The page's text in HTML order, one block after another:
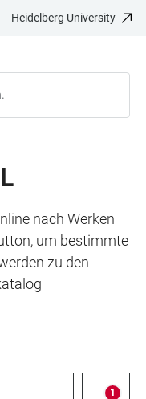
Heidelberg University
nach Werken
um bestimmte
zu den
Filter
1